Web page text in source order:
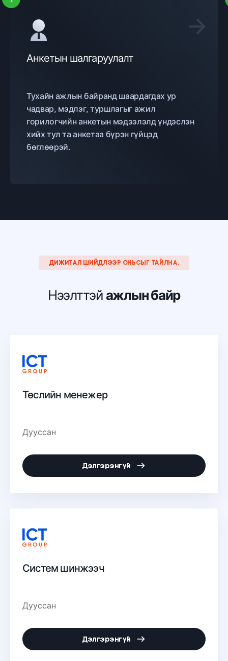
Анкетын шалгаруулалт
Тухайн ажлын байранд шаардагдах ур
чадвар, мэдлэг, туршлагыг ажил
горилогчийн анкетын мэдээлэлд үндэслэн
хийх тул та анкетаа бүрэн гүйцэд
бөглөөрэй.
ДИЖИТАЛ ШИЙДЛЭЭР ОНЬСЫГ ТАЙЛНА.
Нээлттэй ажлын байр
Төслийн менежер
Дууссан
Дэлгэрэнгүй
Систем шинжээч
Дууссан
Дэлгэрэнгүй